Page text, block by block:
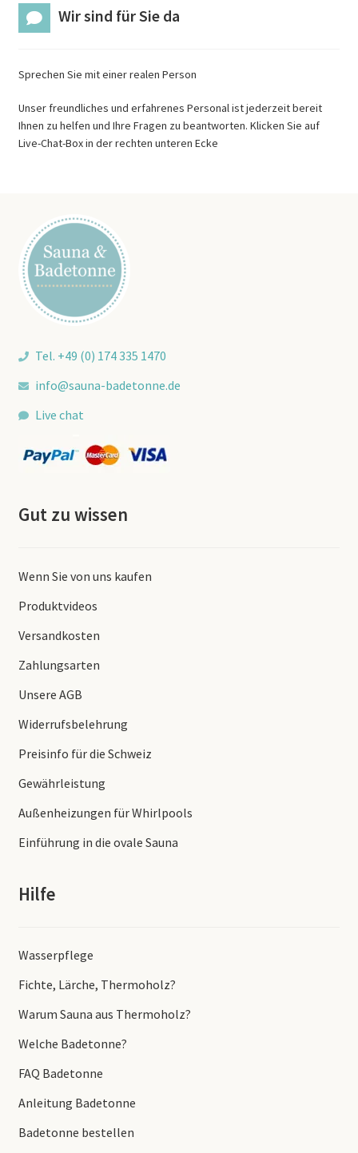
Wir sind für Sie da
Sprechen Sie mit einer realen Person
Unser freundliches und erfahrenes Personal ist jederzeit bereit
Ihnen zu helfen und Ihre Fragen zu beantworten. Klicken Sie auf
Live-Chat-Box in der rechten unteren Ecke
Tel. +49 (0) 174 335 1470
info@sauna-badetonne.de
Live chat
Gut zu wissen
Wenn Sie von uns kaufen
Produktvideos
Versandkosten
Zahlungsarten
Unsere AGB
Widerrufsbelehrung
Preisinfo für die Schweiz
Gewährleistung
Außenheizungen für Whirlpools
Einführung in die ovale Sauna
Hilfe
Wasserpflege
Fichte, Lärche, Thermoholz?
Warum Sauna aus Thermoholz?
Welche Badetonne?
FAQ Badetonne
Anleitung Badetonne
Badetonne bestellen